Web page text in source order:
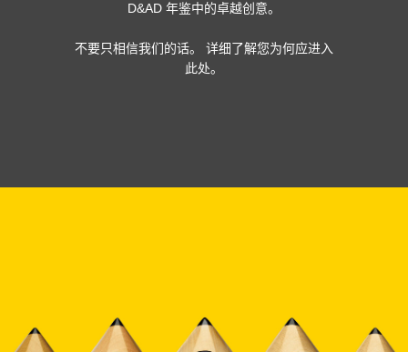
D&AD 年鉴中的卓越创意。
不要只相信我们的话。 详细了解您为何应进入
此处。